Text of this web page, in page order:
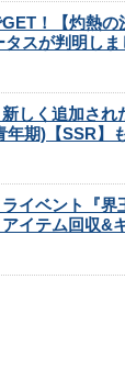
！【灼熱の
スが判明しま
しく追加さ
年期)【SSR】
イベント『界
イテム回収&